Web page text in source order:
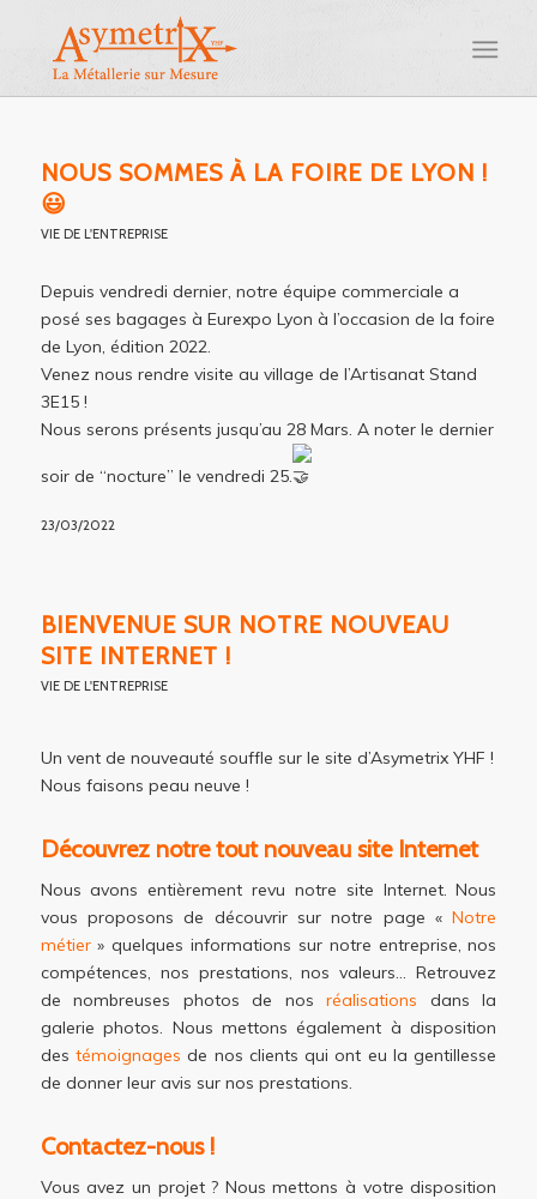
NOUS SOMMES À LA FOIRE DE LYON !
😃
VIE DE L'ENTREPRISE
Depuis vendredi dernier, notre équipe commerciale a
posé ses bagages à Eurexpo Lyon à l’occasion de la foire
de Lyon, édition 2022.
Venez nous rendre visite au village de l’Artisanat Stand
3E15 !
Nous serons présents jusqu’au 28 Mars. A noter le dernier
soir de “nocture” le vendredi 25.
23/03/2022
BIENVENUE SUR NOTRE NOUVEAU
SITE INTERNET !
VIE DE L'ENTREPRISE
Un vent de nouveauté souffle sur le site d’Asymetrix YHF !
Nous faisons peau neuve !
Découvrez notre tout nouveau site Internet
Nous avons entièrement revu notre site Internet. Nous
vous proposons de découvrir sur notre page «Notre
métier» quelques informations sur notre entreprise, nos
compétences, nos prestations, nos valeurs… Retrouvez
de nombreuses photos de nosréalisations dans la
galerie photos. Nous mettons également à disposition
des témoignages de nos clients qui ont eu la gentillesse
de donner leur avis sur nos prestations.
Contactez-nous !
Vous avez un projet ? Nous mettons à votre disposition